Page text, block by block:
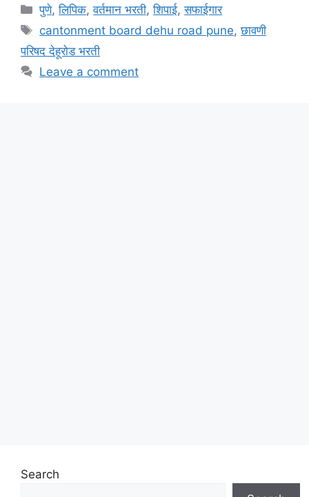
Categories
पुणे,लिपिक,वर्तमान भरती,शिपाई,सफाईगार
Tags
cantonment board dehu road pune,छावणी
परिषद देहूरोड भरती
Leave a comment
Search